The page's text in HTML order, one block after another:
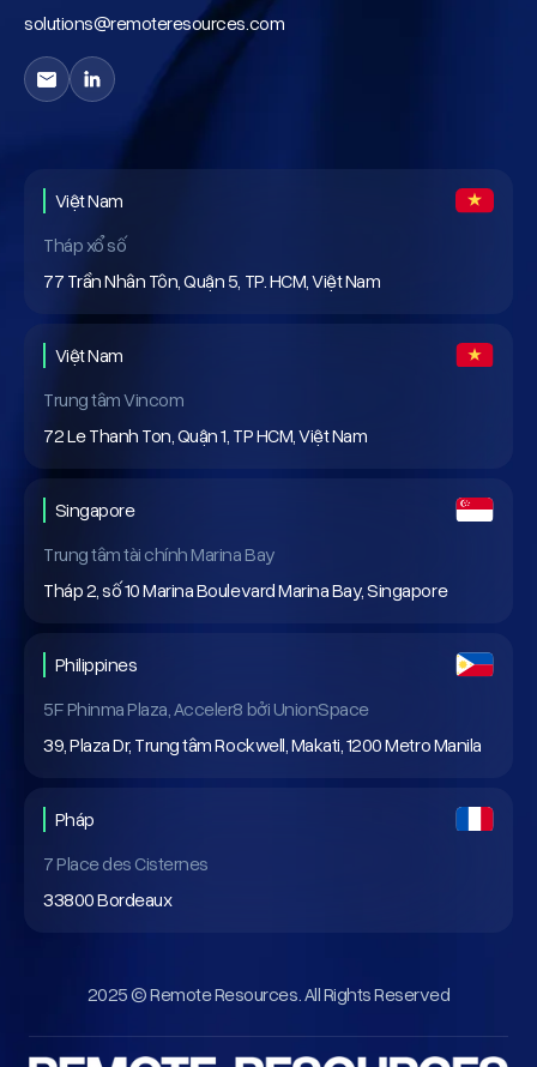
solutions@remoteresources.com
Việt Nam
Tháp xổ số
77 Trần Nhân Tôn, Quận 5, TP. HCM, Việt Nam
Việt Nam
Trung tâm Vincom
72 Le Thanh Ton, Quận 1, TP HCM, Việt Nam
Singapore
Trung tâm tài chính Marina Bay
Tháp 2, số 10 Marina Boulevard Marina Bay, Singapore
Philippines
5F Phinma Plaza, Acceler8 bởi UnionSpace
39, Plaza Dr, Trung tâm Rockwell, Makati, 1200 Metro Manila
Pháp
7 Place des Cisternes
33800 Bordeaux
2025 © Remote Resources. All Rights Reserved